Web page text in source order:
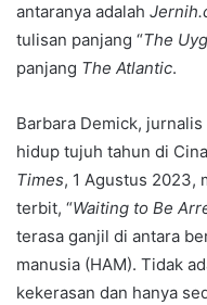
antaranya adalah
tulisan panjang “The
panjang The Atlantic.
Barbara Demick,
hidup tujuh tahun di
Times, 1 Agustus 2023,
terbit, “Waiting to Be
terasa ganjil di antara
manusia (HAM). Tidak
kekerasan dan hanya